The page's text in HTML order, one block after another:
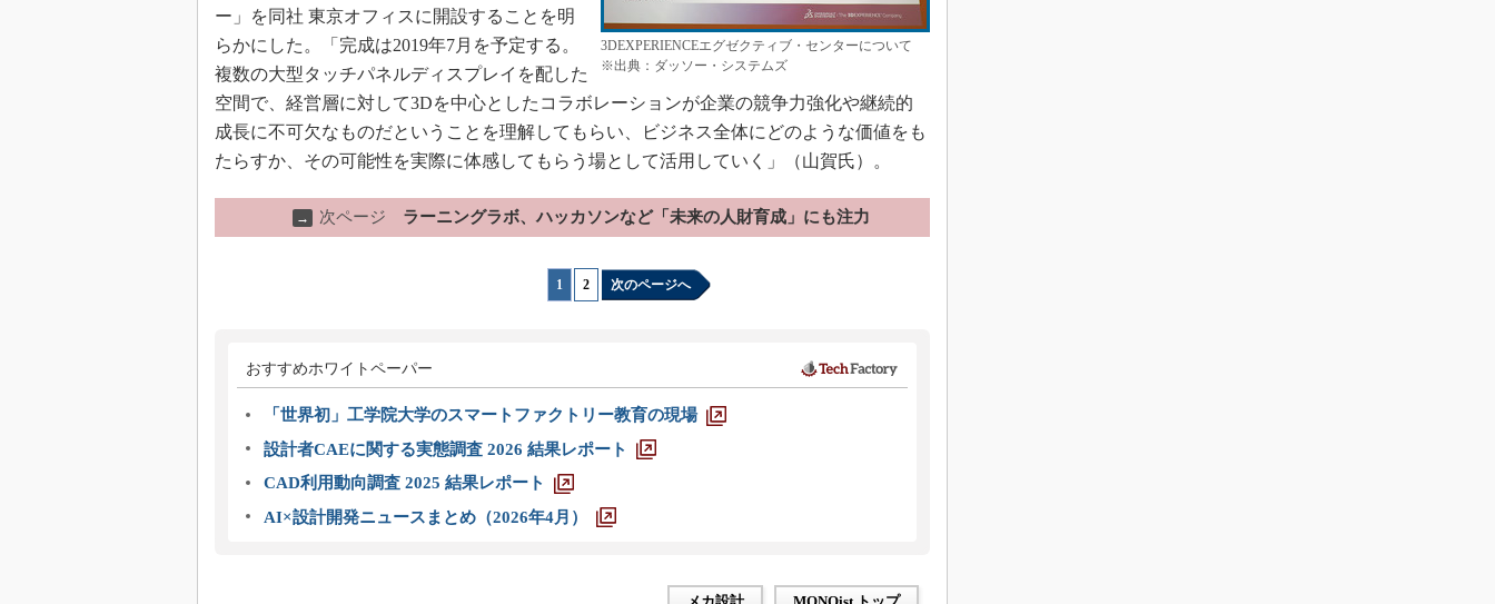
3DEXPERIENCEエグゼクティブ・センターについて
※出典：ダッソー・システムズ
ー」を同社 東京オフィスに開設することを明
らかにした。「完成は2019年7月を予定する。
複数の大型タッチパネルディスプレイを配した
空間で、経営層に対して3Dを中心としたコラボレーションが企業の競争力強化や継続的
成長に不可欠なものだということを理解してもらい、ビジネス全体にどのような価値をも
たらすか、その可能性を実際に体感してもらう場として活用していく」（山賀氏）。
→ 次ページ ラーニングラボ、ハッカソンなど「未来の人財育成」にも注力
1 2 次のページへ
おすすめホワイトペーパー
「世界初」工学院大学のスマートファクトリー教育の現場
設計者CAEに関する実態調査 2026 結果レポート
CAD利用動向調査 2025 結果レポート
AI×設計開発ニュースまとめ（2026年4月）